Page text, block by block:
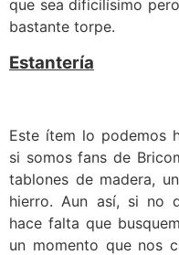
que sea dificilísimo
bastante torpe.
Estantería
Este ítem lo podemos
si somos fans de
tablones de madera,
hierro. Aun así, si no
hace falta que
un momento que nos